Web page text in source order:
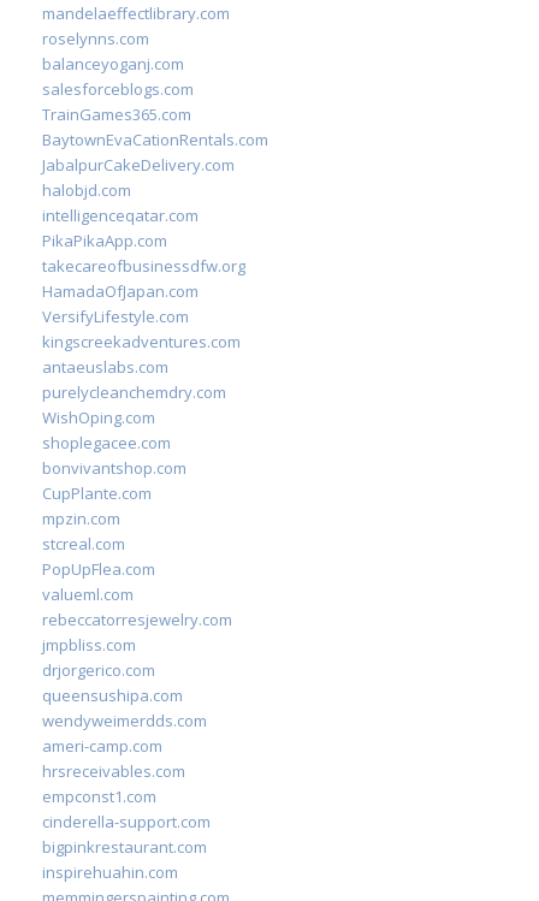
mandelaeffectlibrary.com
roselynns.com
balanceyoganj.com
salesforceblogs.com
TrainGames365.com
BaytownEvaCationRentals.com
JabalpurCakeDelivery.com
halobjd.com
intelligenceqatar.com
PikaPikaApp.com
takecareofbusinessdfw.org
HamadaOfJapan.com
VersifyLifestyle.com
kingscreekadventures.com
antaeuslabs.com
purelycleanchemdry.com
WishOping.com
shoplegacee.com
bonvivantshop.com
CupPlante.com
mpzin.com
stcreal.com
PopUpFlea.com
valueml.com
rebeccatorresjewelry.com
jmpbliss.com
drjorgerico.com
queensushipa.com
wendyweimerdds.com
ameri-camp.com
hrsreceivables.com
empconst1.com
cinderella-support.com
bigpinkrestaurant.com
inspirehuahin.com